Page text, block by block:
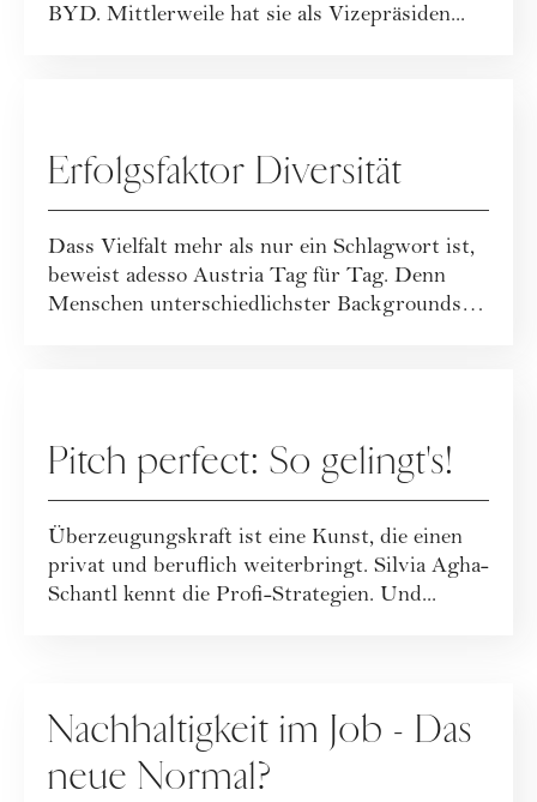
BYD. Mittlerweile hat sie als Vizepräsiden...
Erfolgsfaktor Diversität
Dass Vielfalt mehr als nur ein Schlagwort ist,
beweist adesso Austria Tag für Tag. Denn
Menschen unterschiedlichster Backgrounds
Pitch perfect: So gelingt's!
Überzeugungskraft ist eine Kunst, die einen
privat und beruflich weiterbringt. Silvia Agha-
Schantl kennt die Profi-Strategien. Und...
Nachhaltigkeit im Job - Das
neue Normal?